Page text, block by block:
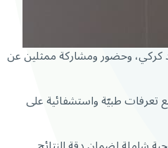
كركي، وحضور ومشاركة ممثلين عن
تعرفات طبيّة واستشفائية على